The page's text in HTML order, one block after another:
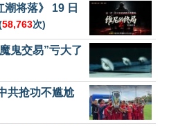
潮将落》 19 日
58,763次)
鬼交易”亏大了
共抢功不尴尬